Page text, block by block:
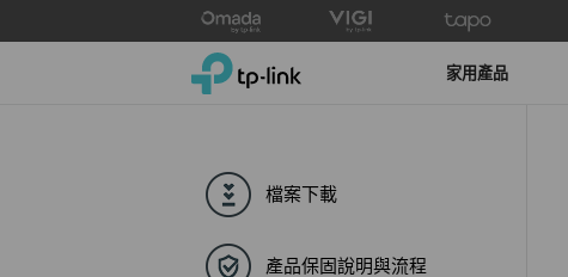
to
TP-Link, Reliably Smart 家用產品
檔案下載
產品保固說明與流程